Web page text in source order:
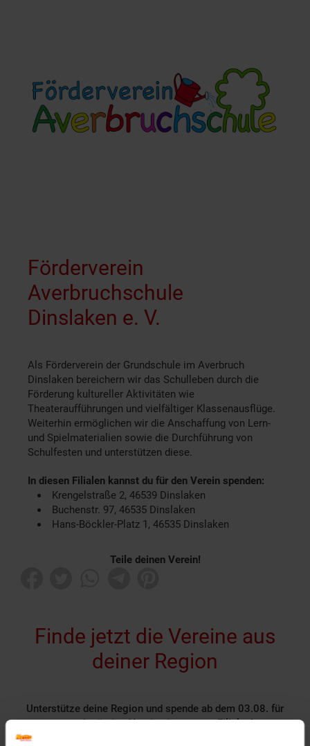
Förderverein
Averbruchschule
Dinslaken e. V.
Als Förderverein der Grundschule im Averbruch
Dinslaken bereichern wir das Schulleben durch die
Förderung kultureller Aktivitäten wie
Theateraufführungen und vielfältiger Klassenausflüge.
Weiterhin ermöglichen wir die Anschaffung von Lern-
und Spielmaterialien sowie die Durchführung von
Schulfesten und unterstützen diese.
In diesen Filialen kannst du für den Verein spenden:
Krengelstraße 2, 46539 Dinslaken
Buchenstr. 97, 46535 Dinslaken
Hans-Böckler-Platz 1, 46535 Dinslaken
Teile deinen Verein!
Finde jetzt die Vereine aus
deiner Region
Unterstütze deine Region und spende ab dem 03.08. für
gemeinnützige Vereine in unseren Filialen!